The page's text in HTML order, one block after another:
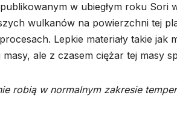
w ubiegłym roku Sori
wulkanów na powierzchni tej
Lepkie materiały takie jak
masy, ale z czasem ciężar tej masy
robią w normalnym zakresie